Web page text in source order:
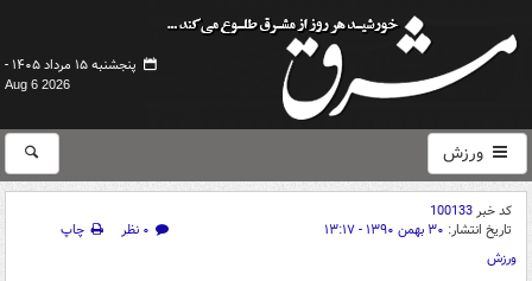
پنجشنبه ۱۵ مرداد ۱۴۰۵ -
Aug 6 2026
ورزش
کد خبر100133
تاریخ انتشار: ۳۰ بهمن ۱۳۹۰ - ۱۳:۱۷ ۰ نظر
چاپ
ورزش